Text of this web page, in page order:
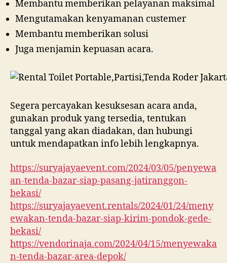
Membantu memberikan pelayanan maksimal
Mengutamakan kenyamanan custemer
Membantu memberikan solusi
Juga menjamin kepuasan acara.
Segera percayakan kesuksesan acara anda,
gunakan produk yang tersedia, tentukan
tanggal yang akan diadakan, dan hubungi
untuk mendapatkan info lebih lengkapnya.
https://suryajayaevent.com/2024/03/05/penyewa
an-tenda-bazar-siap-pasang-jatiranggon-
bekasi/
https://suryajayaevent.rentals/2024/01/24/meny
ewakan-tenda-bazar-siap-kirim-pondok-gede-
bekasi/
https://vendorinaja.com/2024/04/15/menyewaka
n-tenda-bazar-area-depok/